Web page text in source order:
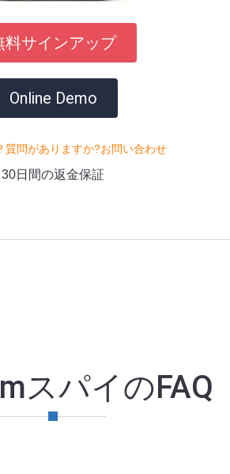
料サインアップ
Online Demo
質問がありますか?お問い合わせ
30日間の返金保証
スパイのFAQ